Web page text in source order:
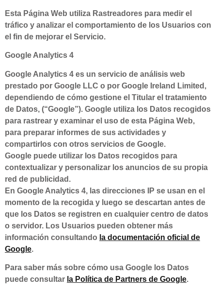
Esta Página Web utiliza Rastreadores para medir el
tráfico y analizar el comportamiento de los Usuarios con
el fin de mejorar el Servicio.
Google Analytics 4
Google Analytics 4 es un servicio de análisis web
prestado por Google LLC o por Google Ireland Limited,
dependiendo de cómo gestione el Titular el tratamiento
de Datos, (“Google”). Google utiliza los Datos recogidos
para rastrear y examinar el uso de esta Página Web,
para preparar informes de sus actividades y
compartirlos con otros servicios de Google.
Google puede utilizar los Datos recogidos para
contextualizar y personalizar los anuncios de su propia
red de publicidad.
En Google Analytics 4, las direcciones IP se usan en el
momento de la recogida y luego se descartan antes de
que los Datos se registren en cualquier centro de datos
o servidor. Los Usuarios pueden obtener más
información consultando la documentación oficial de
Google.
Para saber más sobre cómo usa Google los Datos
puede consultar la Política de Partners de Google.